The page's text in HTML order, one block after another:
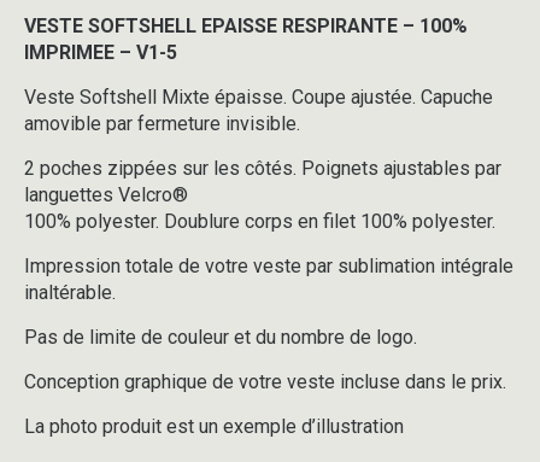
VESTE SOFTSHELL EPAISSE RESPIRANTE – 100%
IMPRIMEE – V1-5
Veste Softshell Mixte épaisse. Coupe ajustée. Capuche
amovible par fermeture invisible.
2 poches zippées sur les côtés. Poignets ajustables par
languettes Velcro®
100% polyester. Doublure corps en filet 100% polyester.
Impression totale de votre veste par sublimation intégrale
inaltérable.
Pas de limite de couleur et du nombre de logo.
Conception graphique de votre veste incluse dans le prix.
La photo produit est un exemple d’illustration